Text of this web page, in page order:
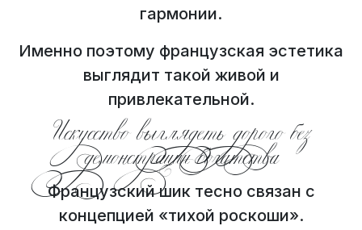
гармонии.
Именно поэтому французская эстетика
выглядит такой живой и
привлекательной.
Искусство выглядеть дорого без
демонстрации богатства
Французский шик тесно связан с
концепцией «тихой роскоши».